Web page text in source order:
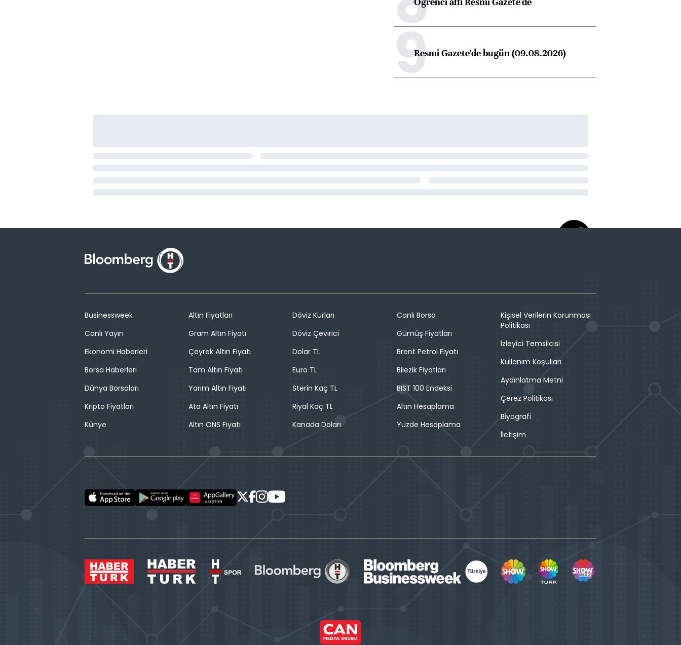
9Resmi Gazete'de bugün (09.08.2026)
Businessweek
Canlı Yayın
Ekonomi Haberleri
Borsa Haberleri
Dünya Borsaları
Kripto Fiyatları
Künye
Altın Fiyatları
Gram Altın Fiyatı
Çeyrek Altın Fiyatı
Tam Altın Fiyatı
Yarım Altın Fiyatı
Ata Altın Fiyatı
Altın ONS Fiyatı
Döviz Kurları
Döviz Çevirici
Dolar TL
Euro TL
Sterin Kaç TL
Riyal Kaç TL
Kanada Doları
Canlı Borsa
Gümüş Fiyatları
Brent Petrol Fiyatı
Bilezik Fiyatları
BIST 100 Endeksi
Altın Hesaplama
Yüzde Hesaplama
Kişisel Verilerin Korunması
Politikası
İzleyici Temsilcisi
Kullanım Koşulları
Aydınlatma Metni
Çerez Politikası
Biyografi
İletişim